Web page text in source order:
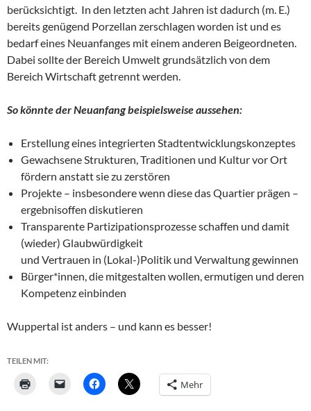
berücksichtigt. In den letzten acht Jahren ist dadurch (m. E.)
bereits genügend Porzellan zerschlagen worden ist und es
bedarf eines Neuanfanges mit einem anderen Beigeordneten.
Dabei sollte der Bereich Umwelt grundsätzlich von dem
Bereich Wirtschaft getrennt werden.
So könnte der Neuanfang beispielsweise aussehen:
Erstellung eines integrierten Stadtentwicklungskonzeptes
Gewachsene Strukturen, Traditionen und Kultur vor Ort
fördern anstatt sie zu zerstören
Projekte – insbesondere wenn diese das Quartier prägen –
ergebnisoffen diskutieren
Transparente Partizipationsprozesse schaffen und damit
(wieder) Glaubwürdigkeit
und Vertrauen in (Lokal-)Politik und Verwaltung gewinnen
Bürger*innen, die mitgestalten wollen, ermutigen und deren
Kompetenz einbinden
Wuppertal ist anders – und kann es besser!
TEILEN MIT:
Mehr